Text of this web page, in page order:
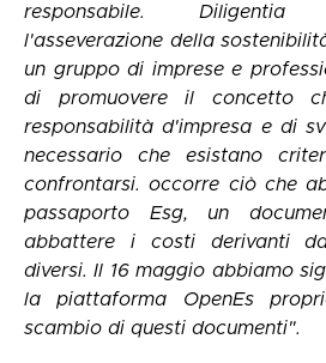
responsabile.
l'asseverazione della
un gruppo di imprese e
di promuovere il concetto
responsabilità d'impresa e di
necessario che esistano
confrontarsi. occorre ciò che
passaporto Esg, un
abbattere i costi derivanti
diversi. Il 16 maggio abbiamo
la piattaforma OpenEs
scambio di questi documenti".